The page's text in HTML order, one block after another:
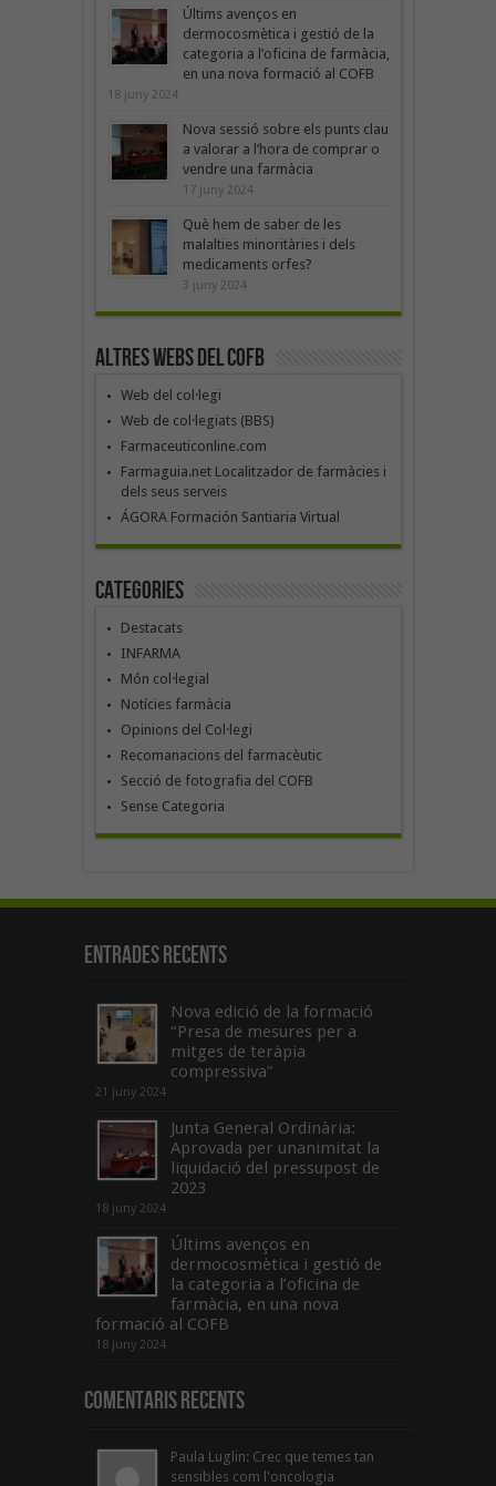
Últims avenços en
dermocosmètica i gestió de la
categoria a l’oficina de farmàcia,
en una nova formació al COFB
18 juny 2024
Nova sessió sobre els punts clau
a valorar a l’hora de comprar o
vendre una farmàcia
17 juny 2024
Què hem de saber de les
malalties minoritàries i dels
medicaments orfes?
3 juny 2024
Altres webs del COFB
Web del col·legi
Web de col·legiats (BBS)
Farmaceuticonline.com
Farmaguia.net Localitzador de farmàcies i
dels seus serveis
ÁGORA Formación Santiaria Virtual
Categories
Destacats
INFARMA
Món col·legial
Notícies farmàcia
Opinions del Col·legi
Recomanacions del farmacèutic
Secció de fotografia del COFB
Sense Categoria
Entrades recents
Nova edició de la formació
“Presa de mesures per a
mitges de teràpia
compressiva”
21 juny 2024
Junta General Ordinària:
Aprovada per unanimitat la
liquidació del pressupost de
2023
18 juny 2024
Últims avenços en
dermocosmètica i gestió de
la categoria a l’oficina de
farmàcia, en una nova
formació al COFB
18 juny 2024
Comentaris Recents
Paula Luglin: Crec que temes tan
sensibles com l'oncologia